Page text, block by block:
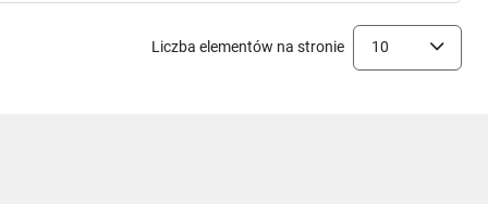
Liczba elementów na stronie 10